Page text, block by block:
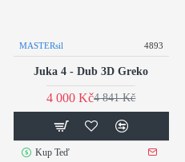
MASTERsil 4893
Juka 4 - Dub 3D Greko
4 000 Kč4 841 Kč
Kup Teď